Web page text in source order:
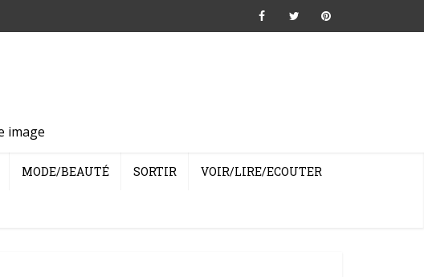
image
MODE/BEAUTÉ SORTIR VOIR/LIRE/ECOUTER